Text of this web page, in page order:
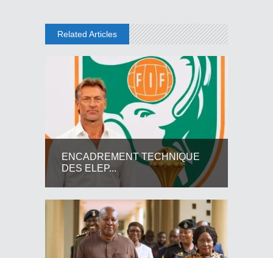
Related Articles
ENCADREMENT TECHNIQUE
DES ELEP...